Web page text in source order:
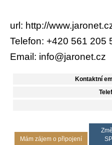
url: http://
Telefon: +420 561 205
Email: info@jaronet.cz
Kontaktní
Mám zájem o připojení